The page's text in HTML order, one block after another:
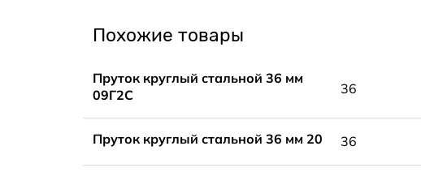
Похожие товары
Пруток круглый стальной 36 мм
09Г2С
36
Пруток круглый стальной 36 мм 20 36